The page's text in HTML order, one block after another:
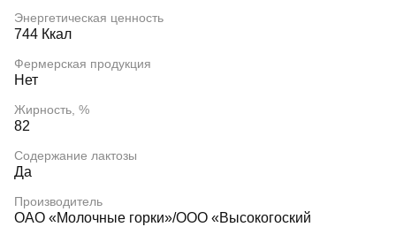
Энергетическая ценность
744 Ккал
Фермерская продукция
Нет
Жирность, %
82
Содержание лактозы
Да
Производитель
ОАО «Молочные горки»/ООО «Высокогоский